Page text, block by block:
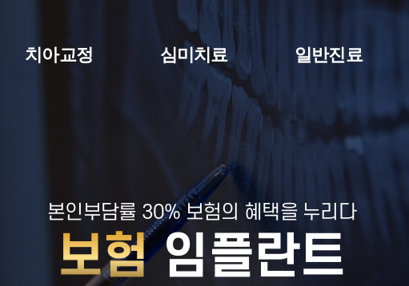
치아교정 심미치료 일반진료
본인부담률 30% 보험의 혜택을 누리다
보험임플란트